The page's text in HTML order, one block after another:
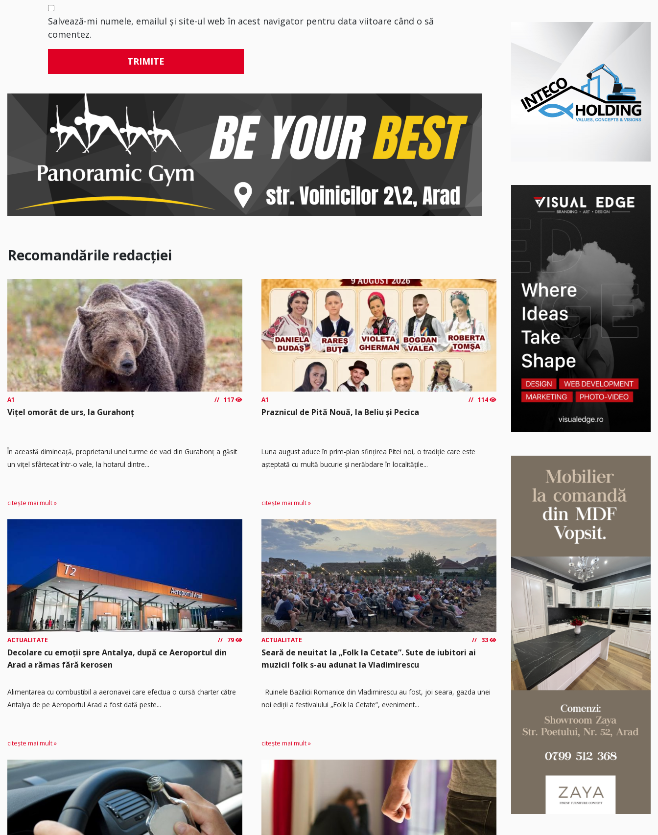
Salvează-mi numele, emailul și site-ul web în acest navigator pentru data viitoare când o să
comentez.
Recomandările redacției
A1 117
Vițel omorât de urs, la Gurahonț
În această dimineață, proprietarul unei turme de vaci din Gurahonț a găsit
un vițel sfârtecat într-o vale, la hotarul dintre...
citește mai mult »
A1 114
Praznicul de Pită Nouă, la Beliu și Pecica
Luna august aduce în prim-plan sfințirea Pitei noi, o tradiție care este
așteptată cu multă bucurie și nerăbdare în localitățile...
citește mai mult »
ACTUALITATE 79
Decolare cu emoții spre Antalya, după ce Aeroportul din
Arad a rămas fără kerosen
Alimentarea cu combustibil a aeronavei care efectua o cursă charter către
Antalya de pe Aeroportul Arad a fost dată peste...
citește mai mult »
ACTUALITATE 33
Seară de neuitat la „Folk la Cetate”. Sute de iubitori ai
muzicii folk s-au adunat la Vladimirescu
Ruinele Bazilicii Romanice din Vladimirescu au fost, joi seara, gazda unei
noi ediții a festivalului „Folk la Cetate”, eveniment...
citește mai mult »